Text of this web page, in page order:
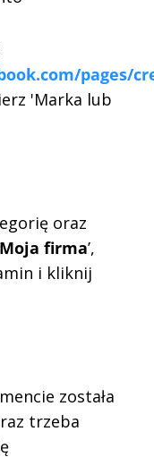
pages/
'Marka lub
oraz
Moja firma’,
i kliknij
została
trzeba